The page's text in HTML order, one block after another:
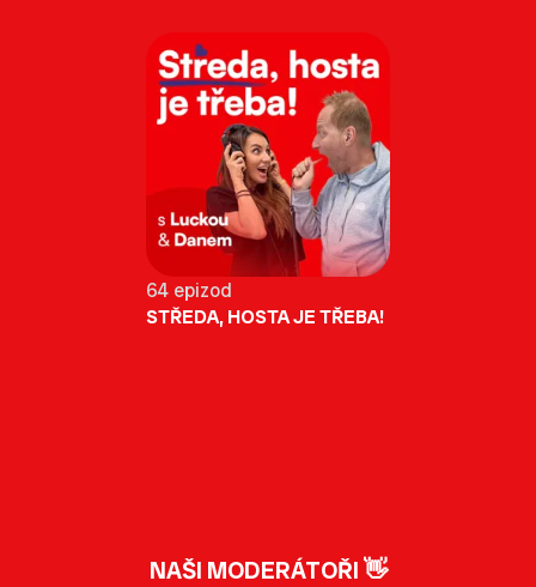
64 epizod
STŘEDA, HOSTA JE TŘEBA!
NAŠI MODERÁTOŘI 👋